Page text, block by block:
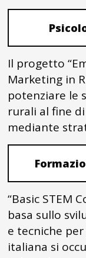
Il progetto
Marketing in
potenziare le
rurali al fine
mediante
“Basic STEM
basa sullo
e tecniche
italiana si